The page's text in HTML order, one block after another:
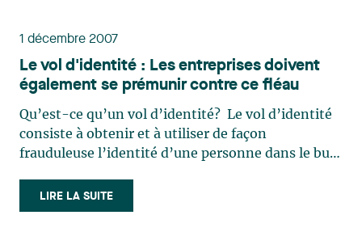
1 décembre 2007
Le vol d'identité : Les entreprises doivent
également se prémunir contre ce fléau
Qu’est-ce qu’un vol d’identité? Le vol d’identité
consiste à obtenir et à utiliser de façon
frauduleuse l’identité d’une personne dans le but
criminelles. On peut notamment voler une
identité en subtilisant le courrier d’une personne,
LIRE LA SUITE